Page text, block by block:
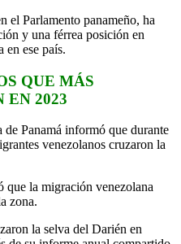
el Parlamento panameño, ha
y una férrea posición en
en ese país.
QUE MÁS
EN 2023
Panamá informó que durante
venezolanos cruzaron la
que la migración venezolana
zona.
la selva del Darién en